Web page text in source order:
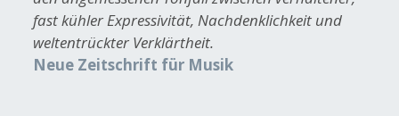
fast kühler Expressivität, Nachdenklichkeit und
weltentrückter Verklärtheit.
Neue Zeitschrift für Musik